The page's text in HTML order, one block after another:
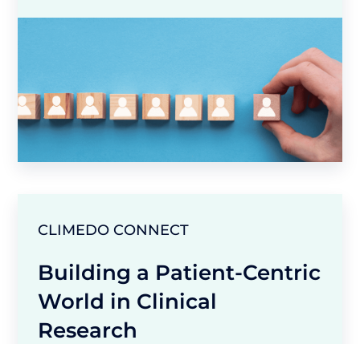
CLIMEDO CONNECT
Building a Patient-Centric
World in Clinical
Research